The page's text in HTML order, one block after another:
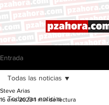
Entrada
Todas las noticias
Todas las noticias
Steve Arias
16 ene 2023 1 min de lectura